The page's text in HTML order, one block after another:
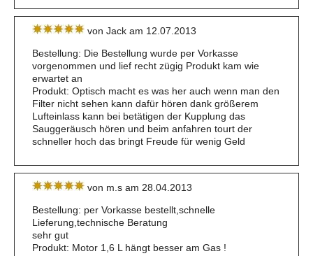
von Jack am 12.07.2013
Bestellung: Die Bestellung wurde per Vorkasse
vorgenommen und lief recht zügig Produkt kam wie
erwartet an
Produkt: Optisch macht es was her auch wenn man den
Filter nicht sehen kann dafür hören dank größerem
Lufteinlass kann bei betätigen der Kupplung das
Sauggeräusch hören und beim anfahren tourt der
schneller hoch das bringt Freude für wenig Geld
von m.s am 28.04.2013
Bestellung: per Vorkasse bestellt,schnelle
Lieferung,technische Beratung
sehr gut
Produkt: Motor 1,6 L hängt besser am Gas !